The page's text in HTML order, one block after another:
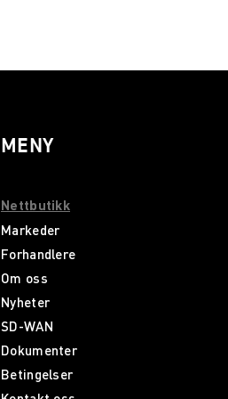
MENY
Nettbutikk
Markeder
Forhandlere
Om oss
Nyheter
SD-WAN
Dokumenter
Betingelser